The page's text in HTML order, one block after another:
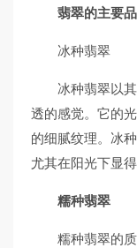
翡翠的主要
冰种翡翠
冰种翡翠以
透的感觉。它的
的细腻纹理。冰
尤其在阳光下显
糯种翡翠
糯种翡翠的